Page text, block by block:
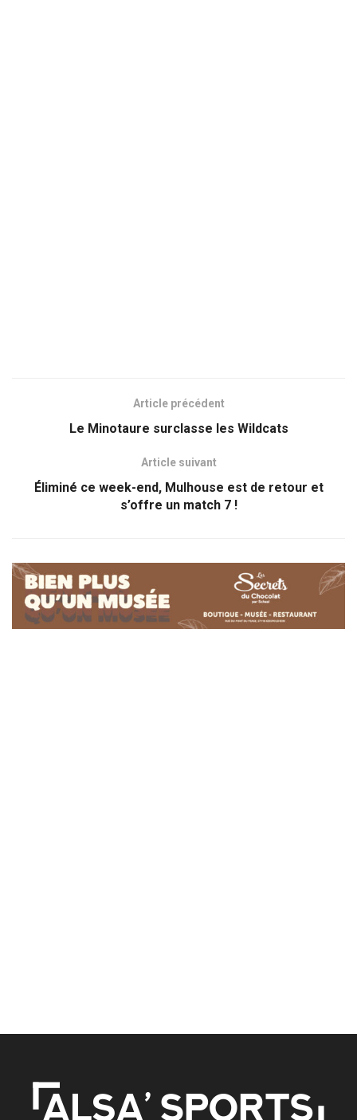
Article précédent
Le Minotaure surclasse les Wildcats
Article suivant
Éliminé ce week-end, Mulhouse est de retour et
s’offre un match 7 !